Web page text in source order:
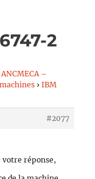
2
–
› IBM
#2077
votre réponse,